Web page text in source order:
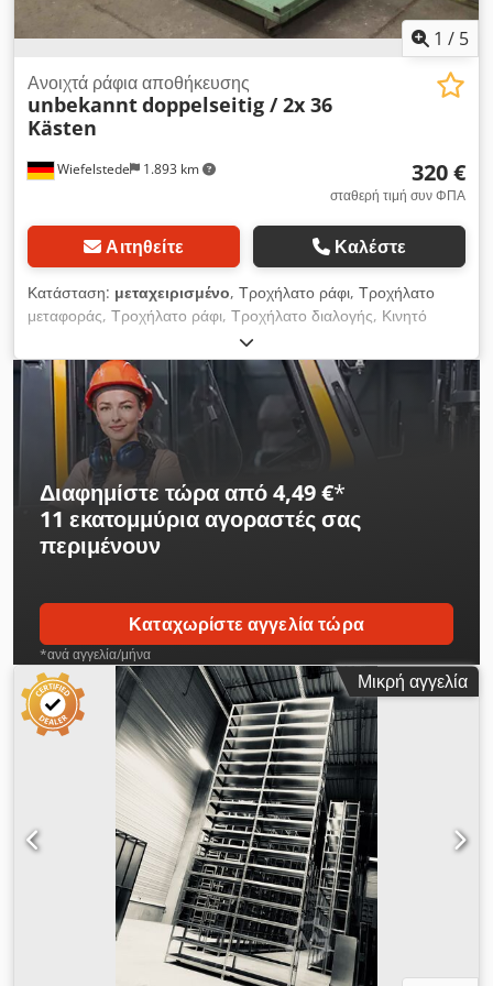
1 / 5
Wiefelstede 1.893 km
Ανοιχτά ράφια αποθήκευσης
unbekanntdoppelseitig / 2x 36
Kästen
320 €
σταθερή τιμή συν ΦΠΑ
Αιτηθείτε Καλέστε
Κατάσταση: μεταχειρισμένο, Τροχήλατο ράφι, Τροχήλατο
μεταφοράς, Τροχήλατο ράφι, Τροχήλατο διαλογής, Κινητό
ανοιχτό ράφι αποθήκευσης κάδων απορριμμάτων -Ανοιχτό
ράφι κάδων αποθήκευσης: Κινητό ράφι κάδων αποθήκευσης
με ανοιχτή πρόσοψη, διπλής όψης Csdpfxjitapio Antjrf
-Χωρητικότητα αποθήκευσης: 72 ανοιχτοί κάδοι αποθήκευσης
-Διαστάσεις: 690/500/H895 mm -Βάρος: 24 kg
Διαφημίστε τώρα από 4,49 €*
11 εκατομμύρια αγοραστέςσας
περιμένουν
Καταχωρίστε αγγελία τώρα
*ανά αγγελία/μήνα
Μικρή αγγελία